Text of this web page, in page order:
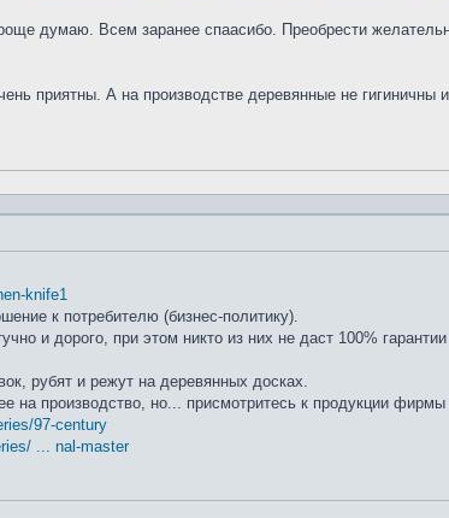
думаю. Всем заранее спаасибо. Преобрести
приятны. А на производстве деревянные не
knife1
к потребителю (бизнес-политику).
и дорого, при этом никто из них не даст 100%
рубят и режут на деревянных досках.
на производство, но... присмотритесь к продукции фирмы
97-century
... nal-master